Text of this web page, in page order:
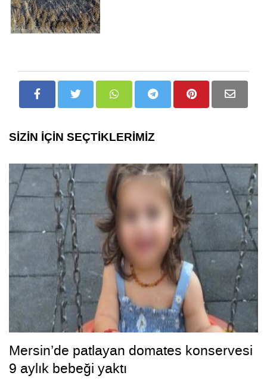
SİZİN İÇİN SEÇTİKLERİMİZ
Mersin’de patlayan domates konservesi
9 aylık bebeği yaktı